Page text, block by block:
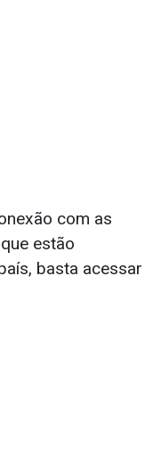
com as
estão
basta acessar